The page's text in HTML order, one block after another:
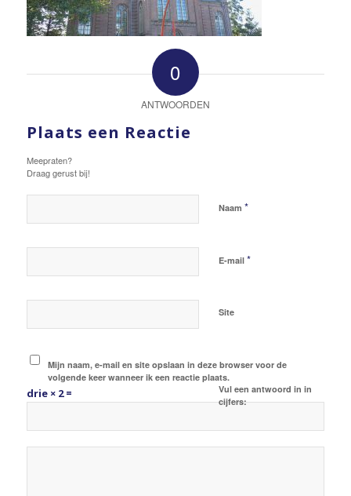
0
ANTWOORDEN
Plaats een Reactie
Meepraten?
Draag gerust bij!
Naam *
E-mail *
Site
Mijn naam, e-mail en site opslaan in deze browser voor de
volgende keer wanneer ik een reactie plaats.
Vul een antwoord in in
cijfers:
drie × 2 =